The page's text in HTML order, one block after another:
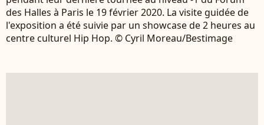
des Halles à Paris le 19 février 2020. La visite guidée de
l'exposition a été suivie par un showcase de 2 heures au
centre culturel Hip Hop. © Cyril Moreau/Bestimage